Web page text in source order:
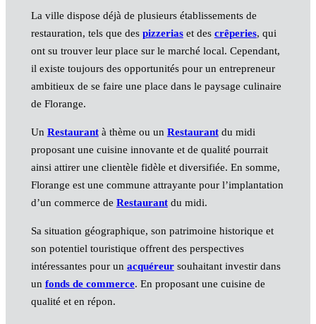
La ville dispose déjà de plusieurs établissements de
restauration, tels que des pizzeriaset des crêperies, qui
ont su trouver leur place sur le marché local. Cependant,
il existe toujours des opportunités pour un entrepreneur
ambitieux de se faire une place dans le paysage culinaire
de Florange.
Un Restaurantà thème ou un Restaurantdu midi
proposant une cuisine innovante et de qualité pourrait
ainsi attirer une clientèle fidèle et diversifiée. En somme,
Florange est une commune attrayante pour l’implantation
d’un commerce de Restaurantdu midi.
Sa situation géographique, son patrimoine historique et
son potentiel touristique offrent des perspectives
intéressantes pour un acquéreursouhaitant investir dans
un fonds de commerce. En proposant une cuisine de
qualité et en répon.